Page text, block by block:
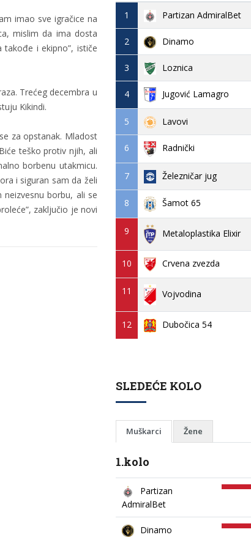
imao sve igračice na
mislim da ima dosta
i ekipno”, ističe
Trećeg decembra u
Kikindi.
za opstanak. Mladost
teško protiv njih, ali
borbenu utakmicu.
i siguran sam da želi
borbu, ali se
zaključio je novi
1 Partizan AdmiralBet
2 Dinamo
3 Loznica
4 Jugović Lamagro
5 Lavovi
6 Radnički
7 Železničar jug
8 Šamot 65
9 Metaloplastika Elixir
10 Crvena zvezda
11 Vojvodina
12 Dubočica 54
SLEDEĆE KOLO
Muškarci Žene
1.kolo
Partizan
AdmiralBet
Dinamo